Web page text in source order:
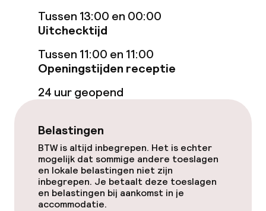
Tussen 13:00 en 00:00
Uitchecktijd
Tussen 11:00 en 11:00
Openingstijden receptie
24 uur geopend
Belastingen
BTW is altijd inbegrepen. Het is echter
mogelijk dat sommige andere toeslagen
en lokale belastingen niet zijn
inbegrepen. Je betaalt deze toeslagen
en belastingen bij aankomst in je
accommodatie.